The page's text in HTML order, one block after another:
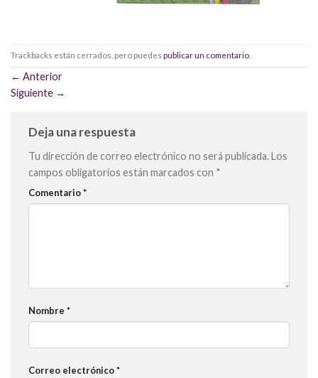
Trackbacks están cerrados, pero puedes publicar un comentario
← Anterior
Siguiente →
Deja una respuesta
Tu dirección de correo electrónico no será publicada.Los
campos obligatorios están marcados con *
Comentario*
Nombre *
Correo electrónico*